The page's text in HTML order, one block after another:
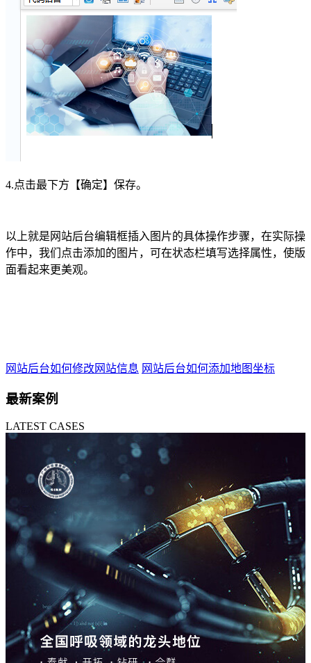
4.点击最下方【确定】保存。
以上就是网站后台编辑框插入图片的具体操作步骤，在实际操
作中，我们点击添加的图片，可在状态栏填写选择属性，使版
面看起来更美观。
网站后台如何修改网站信息 网站后台如何添加地图坐标
最新案例
LATEST CASES